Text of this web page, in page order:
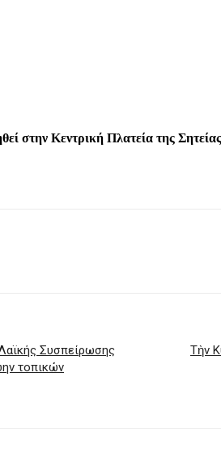
στην Κεντρική Πλατεία της
Συσπείρωσης
τοπικών
Τὴν